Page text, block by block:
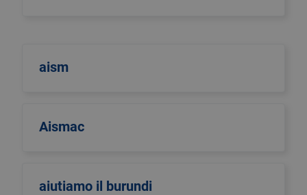
aism
Aismac
aiutiamo il burundi